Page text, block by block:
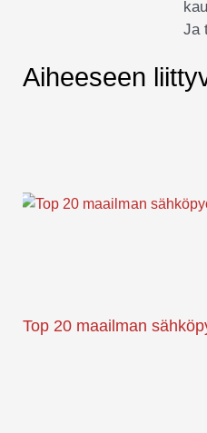
Ja
Aiheeseen
Top 20 maailman